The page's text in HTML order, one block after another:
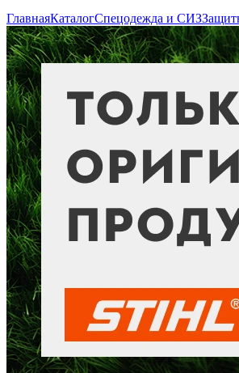
ГлавнаяКаталогСпецодежда и СИЗ